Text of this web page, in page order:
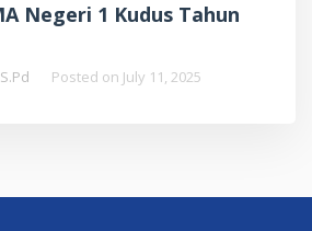
Negeri 1 Kudus Tahun
Posted on July 11, 2025